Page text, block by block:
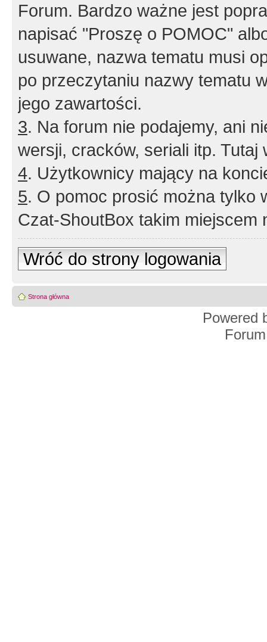
Forum. Bardzo ważne jest
napisać "Proszę o POMOC"
usuwane, nazwa tematu musi
po przeczytaniu nazwy tematu
jego zawartości.
3. Na forum nie podajemy, ani
wersji, cracków, seriali itp. Tutaj
4. Użytkownicy mający na
5. O pomoc prosić można tylko
Czat-ShoutBox takim miejscem
Wróć do strony logowania
Strona główna
Powered